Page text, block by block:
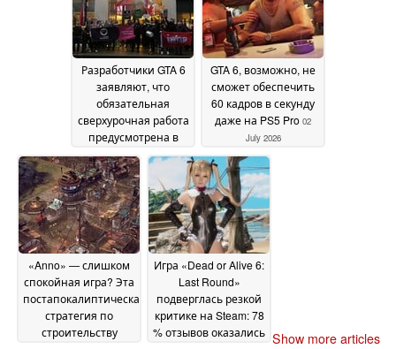
2026
Разработчики GTA 6
заявляют, что
обязательная
сверхурочная работа
предусмотрена в
контрактах с Rockstar
06 July 2026
GTA 6, возможно, не
сможет обеспечить
60 кадров в секунду
даже на PS5 Pro 02
July 2026
«Anno» — слишком
спокойная игра? Эта
постапокалиптическая
стратегия по
строительству
Игра «Dead or Alive 6:
Last Round»
подверглась резкой
критике на Steam: 78
% отзывов оказались Show more articles